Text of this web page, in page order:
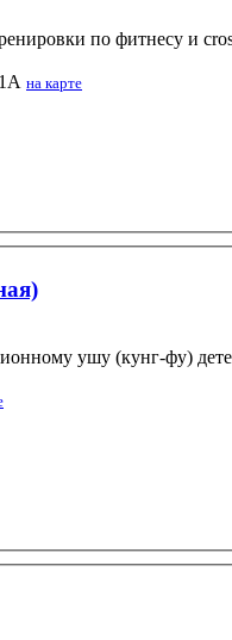
по фитнесу и
на карте
ушу (кунг-фу)